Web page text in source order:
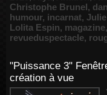
Christophe Brunel,
humour, incarnat,
Lolita Espin, magazine,
revueduspectacle,
"Puissance 3"
création à vue